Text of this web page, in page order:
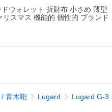
ウォレット 折財布 小さめ 薄型
スマス 機能的 個性的 ブランド
青木鞄 Lugard
Lugard G-3